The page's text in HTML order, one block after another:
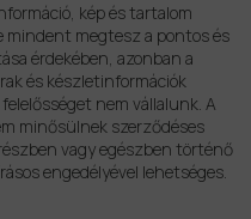
kép és tartalom
mindent megtesz a pontos és
érdekében, azonban a
és készletinformációk
nem vállalunk. A
minősülnek szerződéses
vagy egészben történő
engedélyével lehetséges.